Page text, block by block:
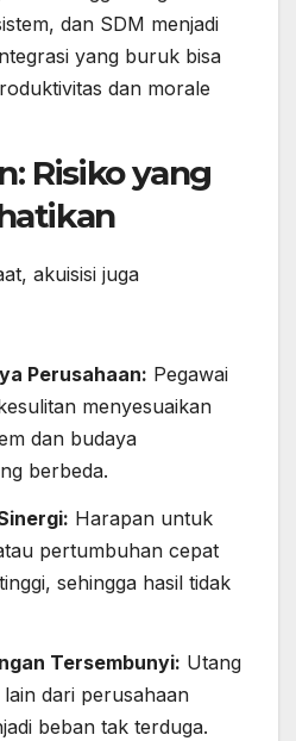
dan SDM menjadi
yang buruk bisa
dan morale
Risiko yang
akuisisi juga
Perusahaan: Pegawai
menyesuaikan
dan budaya
berbeda.
Harapan untuk
pertumbuhan cepat
sehingga hasil tidak
Tersembunyi: Utang
dari perusahaan
beban tak terduga.